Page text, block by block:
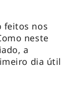
feitos nos
neste
a
dia útil